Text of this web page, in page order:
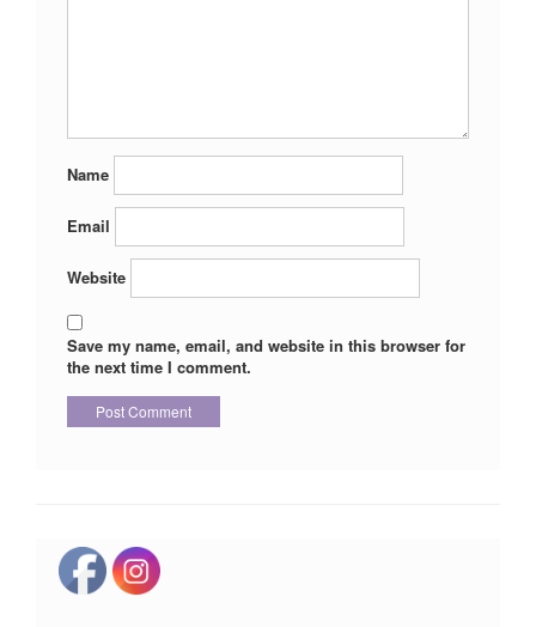
Name
Email
Website
Save my name, email, and website in this browser for
the next time I comment.